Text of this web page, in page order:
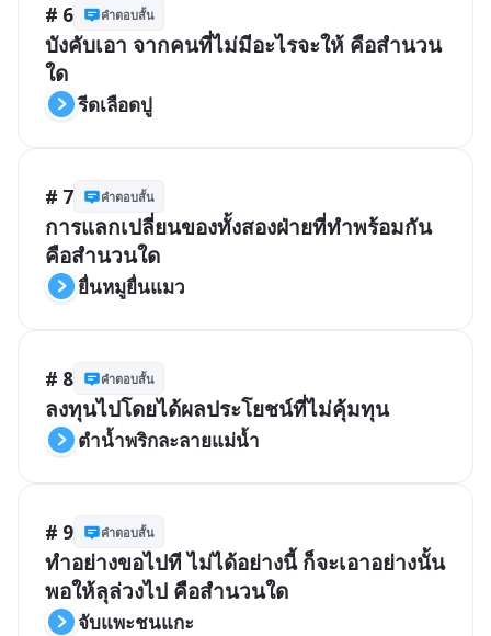
# 6 คำตอบสั้น
บังคับเอา จากคนที่ไม่มีอะไรจะให้ คือสำนวน
ใด
รีดเลือดปู
# 7 คำตอบสั้น
การแลกเปลี่ยนของทั้งสองฝ่ายที่ทำพร้อมกัน
คือสำนวนใด
ยื่นหมูยื่นแมว
# 8 คำตอบสั้น
ลงทุนไปโดยได้ผลประโยชน์ที่ไม่คุ้มทุน
ตำน้ำพริกละลายแม่น้ำ
# 9 คำตอบสั้น
ทำอย่างขอไปที ไม่ได้อย่างนี้ ก็จะเอาอย่างนั้น
พอให้ลุล่วงไป คือสำนวนใด
จับแพะชนแกะ